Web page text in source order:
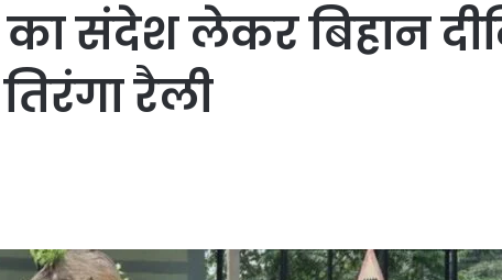
संदेश लेकर बिहान
रैली